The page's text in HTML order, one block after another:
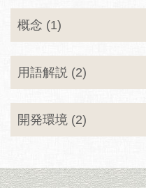
概念 (1)
用語解説 (2)
開発環境 (2)